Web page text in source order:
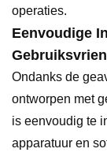
operaties.
Eenvoudige
Ondanks de
ontworpen met
is eenvoudig te
apparatuur en